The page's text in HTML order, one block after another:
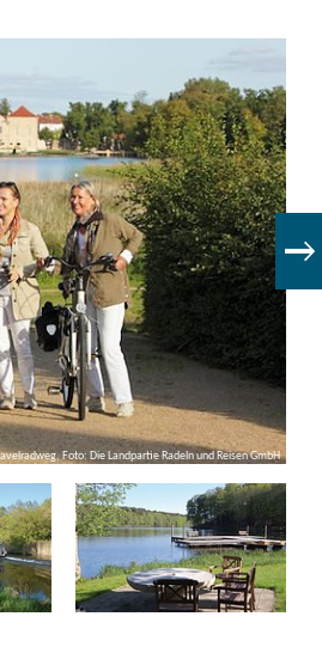
Foto: Die Landpartie Radeln und Reisen GmbH